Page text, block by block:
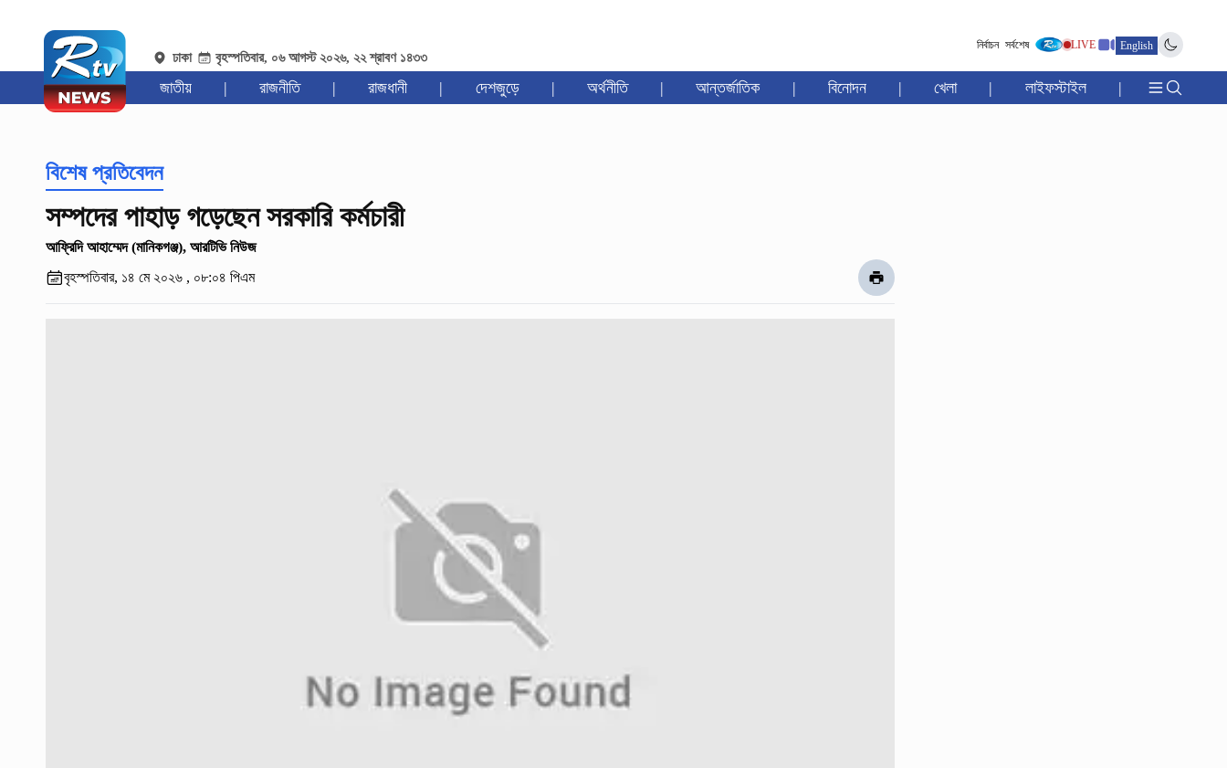
ঢাকা বৃহস্পতিবার, ০৬ আগস্ট ২০২৬, ২২ শ্রাবণ ১৪৩৩
নির্বাচন সর্বশেষ LIVE English
জাতীয় | রাজনীতি | রাজধানী | দেশজুড়ে | অর্থনীতি | আন্তর্জাতিক | বিনোদন | খেলা | লাইফস্টাইল |
বিশেষ প্রতিবেদন
সম্পদের পাহাড় গড়েছেন সরকারি কর্মচারী
আফ্রিদি আহাম্মেদ (মানিকগঞ্জ), আরটিভি নিউজ
বৃহস্পতিবার, ১৪ মে ২০২৬ , ০৮:০৪ পিএম